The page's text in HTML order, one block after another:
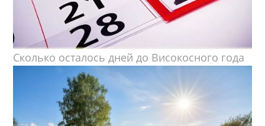
Сколько осталось дней до Високосного года